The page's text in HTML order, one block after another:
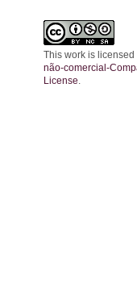
This work is licensed
não-comercial-
License.